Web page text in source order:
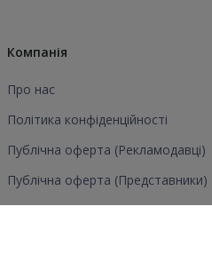
Компанія
Про нас
Політика конфіденційності
Публічна оферта (Рекламодавці)
Публічна оферта (Представники)